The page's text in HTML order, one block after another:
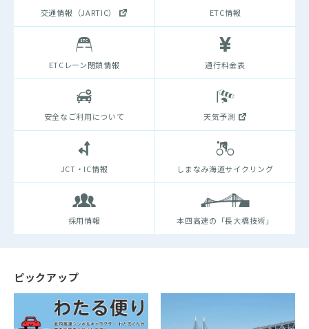
交通情報（JARTIC） ETC情報
ETCレーン閉鎖情報 通行料金表
安全なご利用について 天気予測
JCT・IC情報 しまなみ海道サイクリング
採用情報 本四高速の「長大橋技術」
ピックアップ